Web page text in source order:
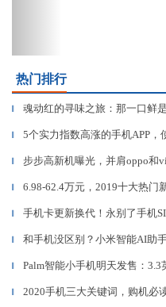
热门排行
▎ 魂动红的寻味之旅：那一口鲜
▎ 5个实力指数高涨的手机APP，
▎ 步步高新机曝光，并肩oppo和
▎ 6.98-62.4万元，2019十大热门
▎ 手机卡更新换代！永别了手机
▎ 和手机没区别？小米智能AI助
▎ Palm智能小手机明天发售：3.3
▎ 2020手机三大关键词，购机必